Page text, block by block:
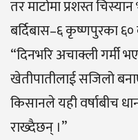
तर माटोमा प्रशस्त
बर्दिबास–६ कृष्णपुरका
“दिनभरि अचाक्ली गर्मी
खेतीपातीलाई सजिलो
किसानले यही वर्षाबीच
राख्दैछन् ।”